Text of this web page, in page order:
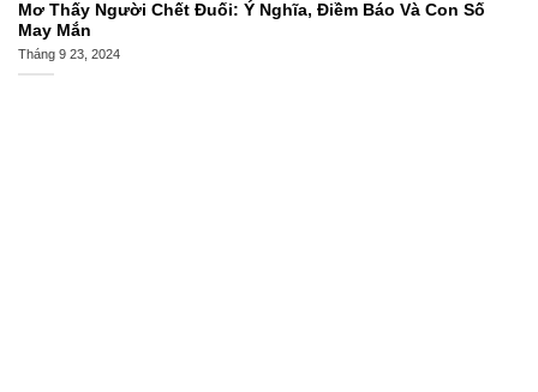
Mơ Thấy Người Chết Đuối: Ý Nghĩa, Điềm Báo Và Con Số
May Mắn
Tháng 9 23, 2024